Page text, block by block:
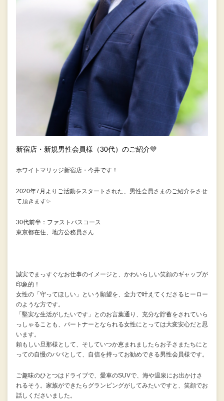
新宿店・新規男性会員様（30代）のご紹介💛
ホワイトマリッジ新宿店・今井です！
2020年7月よりご活動をスタートされた、男性会員さまのご紹介をさせ
て頂きます✨
30代前半：ファストパスコース
東京都在住、地方公務員さん
誠実でまっすぐなお仕事のイメージと、かわいらしい笑顔のギャップが
印象的！
女性の「守ってほしい」という願望を、全力で叶えてくださるヒーロー
のような方です。
「堅実な生活がしたいです」とのお言葉通り、充分な貯蓄をされていら
っしゃることも、パートナーとなられる女性にとっては大変安心だと思
います。
頼もしい旦那様として、そしていつか恵まれましたらお子さまたちにと
っての自慢のパパとして、自信を持ってお勧めできる男性会員様です。
ご趣味のひとつはドライブで、愛車のSUVで、海や温泉にお出かけさ
れるそう。家族ができたらグランピングがしてみたいですと、笑顔でお
話しくださいました。